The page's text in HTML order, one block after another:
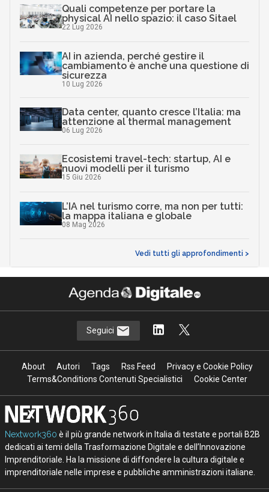
Quali competenze per portare la
physical AI nello spazio: il caso Sitael
22 Lug 2026
AI in azienda, perché gestire il
cambiamento è anche una questione di
sicurezza
10 Lug 2026
Data center, quanto cresce l’Italia: ma
attenzione al thermal management
06 Lug 2026
Ecosistemi travel-tech: startup, AI e
nuovi modelli per il turismo
15 Giu 2026
L’IA nel turismo corre, ma non per tutti:
la mappa italiana e globale
08 Mag 2026
Vedi tutti gli approfondimenti >
Seguici
About Autori Tags Rss Feed
Privacy e Cookie Policy
Terms&Conditions Contenuti Specialistici
Cookie Center
Nextwork360 è il più grande network in Italia di testate e portali B2B
dedicati ai temi della Trasformazione Digitale e dell’Innovazione
Imprenditoriale. Ha la missione di diffondere la cultura digitale e
imprenditoriale nelle imprese e pubbliche amministrazioni italiane.